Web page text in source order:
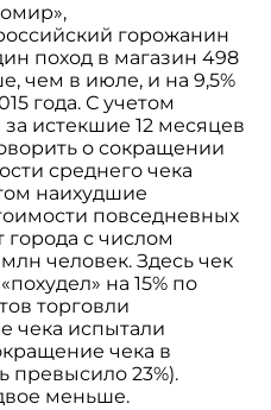
горожанин
поход в магазин 498
чем в июле, и на 9,5%
года. С учетом
истекшие 12 месяцев
о сокращении
среднего чека
наихудшие
повседневных
с числом
человек. Здесь чек
на 15% по
торговли
чека испытали
чека в
превысило 23%).
меньше.